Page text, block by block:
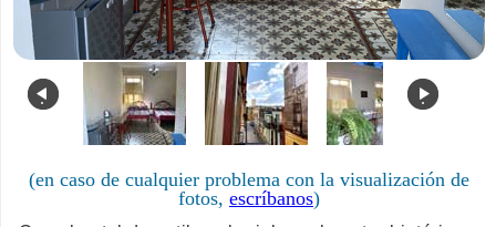
. .
(en caso de cualquier problema con la visualización de
fotos, escríbanos)